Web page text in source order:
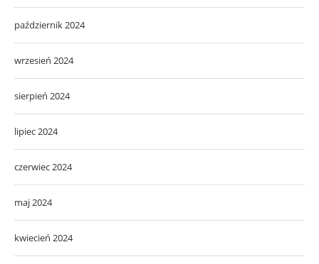
październik 2024
wrzesień 2024
sierpień 2024
lipiec 2024
czerwiec 2024
maj 2024
kwiecień 2024